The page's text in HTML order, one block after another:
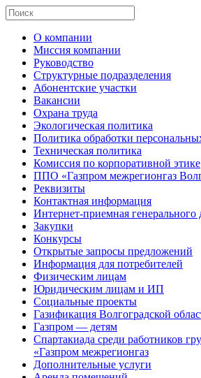
О компании
Миссия компании
Руководство
Структурные подразделения
Абонентские участки
Вакансии
Охрана труда
Экологическая политика
Политика обработки
Техническая политика
Комиссия по корпоративной этике
ППО «Газпром межрегионгаз
Реквизиты
Контактная информация
Интернет-приемная генерального
Закупки
Конкурсы
Открытые запросы предложений
Информация для потребителей
Физическим лицам
Юридическим лицам и ИП
Социальные проекты
Газификация Волгоградской
Газпром — детям
Спартакиада среди работников
«Газпром межрегионгаз
Дополнительные услуги